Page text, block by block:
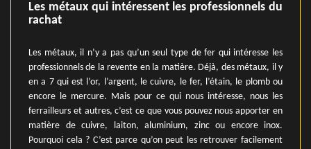
Les métaux qui intéressent les professionnels du
rachat
Les métaux, il n’y a pas qu’un seul type de fer qui intéresse les
professionnels de la revente en la matière. Déjà, des métaux, il y
en a 7 qui est l’or, l’argent, le cuivre, le fer, l’étain, le plomb ou
encore le mercure. Mais pour ce qui nous intéresse, nous les
ferrailleurs et autres, c’est ce que vous pouvez nous apporter en
matière de cuivre, laiton, aluminium, zinc ou encore inox.
Pourquoi cela ? C’est parce qu’on peut les retrouver facilement